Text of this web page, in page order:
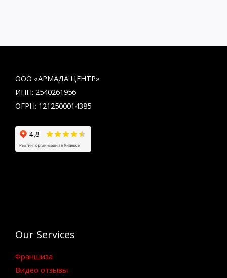
ООО «АРМАДА ЦЕНТР»
ИНН: 2540261956
ОГРН: 1212500014385
Our Services
Франшиза
Видео отзывы